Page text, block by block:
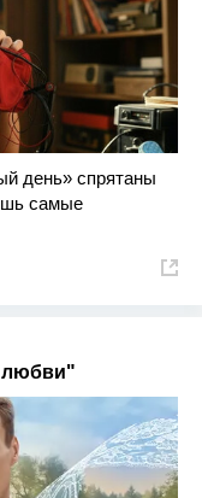
день» спрятаны
самые
любви"